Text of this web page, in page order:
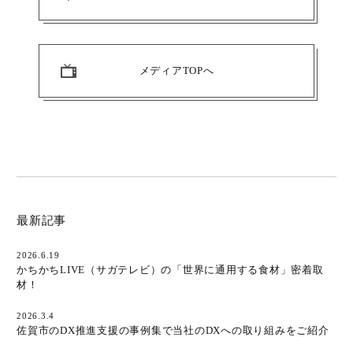
〜
メディアTOPへ
最新記事
2026.6.19
かちかちLIVE（サガテレビ）の「世界に通用する食材」密着取
材！
2026.3.4
佐賀市のDX推進支援の事例集で当社のDXへの取り組みをご紹介